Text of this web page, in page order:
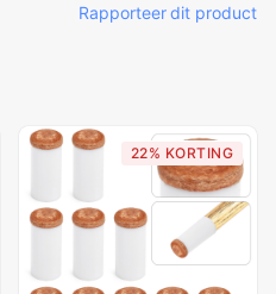
Rapporteer dit product
22% KORTING